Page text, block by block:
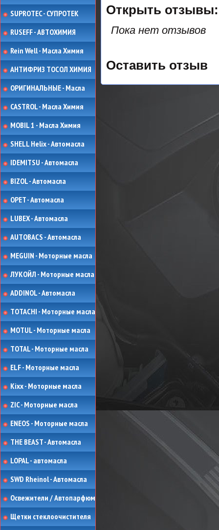
SUPROTEC - СУПРОТЕК
RUSEFF - АВТОХИМИЯ
Rein Well - Масла Химия
АНТИФРИЗ ТОСОЛ ХИМИЯ
ОРИГИНАЛЬНЫЕ - Масла
CASTROL - Масла Химия
MOBIL 1 - Масла Химия
SHELL Helix - Автомасла
IDEMITSU - Автомасла
BIZOL - Автомасла
OPET - Автомасла
LUBEX - Автомасла
AUTOBACS - Автомасла
MEGUIN - Моторные масла
ЛУКОЙЛ - Моторные масла
ADDINOL - Автомасла
TOTACHI - Моторные масла
MOTUL - Моторные масла
TOTAL - Моторные масла
ELF - Моторные масла
Kixx - Моторные масла
ZIC - Моторные масла
ENEOS - Моторные масла
THE BEAST - Автомасла
LOPAL - автомасла
SWD Rheinol - Автомасла
Освежители / Автопарфюм
Щетки стеклоочистителя
Открыть
Пока нет отзывов
Оставить отзыв